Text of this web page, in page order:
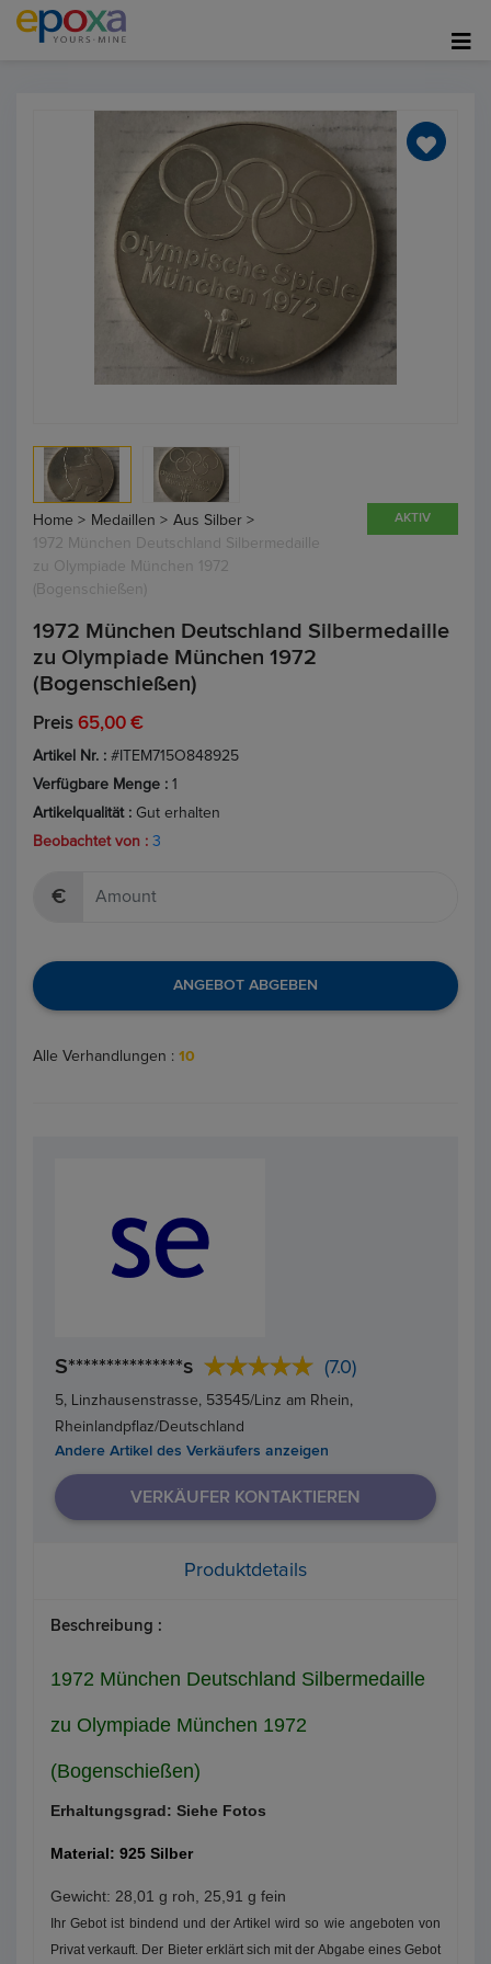
Home > Medaillen > Aus Silber >
1972 München Deutschland Silbermedaille
zu Olympiade München 1972
(Bogenschießen)
AKTIV
1972 München Deutschland Silbermedaille
zu Olympiade München 1972
(Bogenschießen)
Preis 65,00 €
Artikel Nr. : #ITEM715O848925
Verfügbare Menge : 1
Artikelqualität : Gut erhalten
Beobachtet von : 3
€
ANGEBOT ABGEBEN
Alle Verhandlungen : 10
S***************s (7.0)
5, Linzhausenstrasse, 53545/Linz am Rhein,
Rheinlandpflaz/Deutschland
Andere Artikel des Verkäufers anzeigen
VERKÄUFER KONTAKTIEREN
Produktdetails
Beschreibung :
1972 München Deutschland Silbermedaille
zu Olympiade München 1972
(Bogenschießen)
Erhaltungsgrad: Siehe Fotos
Material: 925 Silber
Gewicht: 28,01 g roh, 25,91 g fein
Ihr Gebot ist bindend und der Artikel wird so wie angeboten von
Privat verkauft. Der Bieter erklärt sich mit der Abgabe eines Gebot